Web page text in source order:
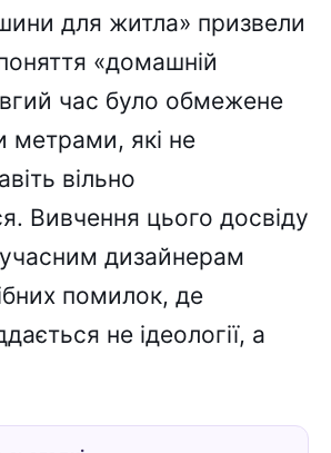
для житла» призвели
«домашній
час було обмежене
метрами, які не
вільно
Вивчення цього досвіду
дизайнерам
помилок, де
не ідеології, а